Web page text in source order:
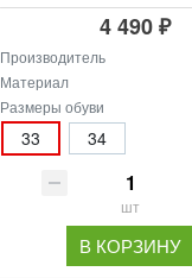
4 490 ₽
Производитель
Материал
Размеры обуви
33 34
шт
В КОРЗИНУ